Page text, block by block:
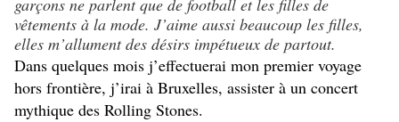
garçons ne parlent que de football et les filles de
vêtements à la mode. J’aime aussi beaucoup les filles,
elles m’allument des désirs impétueux de partout.
Dans quelques mois j’effectuerai mon premier voyage
hors frontière, j’irai à Bruxelles, assister à un concert
mythique des Rolling Stones.